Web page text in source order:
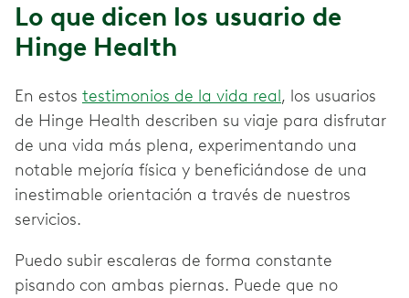
Lo que dicen los usuario de
Hinge Health
En estos testimonios de la vida real, los usuarios
de Hinge Health describen su viaje para disfrutar
de una vida más plena, experimentando una
notable mejoría física y beneficiándose de una
inestimable orientación a través de nuestros
servicios.
Puedo subir escaleras de forma constante
pisando con ambas piernas. Puede que no